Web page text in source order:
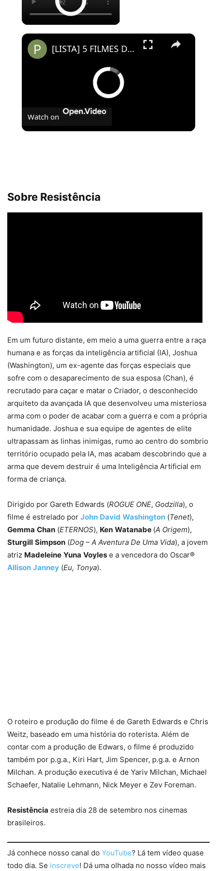
×
[LISTA] 5 FILMES DE TERROR FOUND FOOTAGE QUE VOCÊ PRECISA ASSISTIR
Watch on
Sobre Resistência
Em um futuro distante, em meio a uma guerra entre a raça
humana e as forças da inteligência artificial (IA), Joshua
(Washington), um ex-agente das forças especiais que
sofre com o desaparecimento de sua esposa (Chan), é
recrutado para caçar e matar o Criador, o desconhecido
arquiteto da avançada IA que desenvolveu uma misteriosa
arma com o poder de acabar com a guerra e com a própria
humanidade. Joshua e sua equipe de agentes de elite
ultrapassam as linhas inimigas, rumo ao centro do sombrio
território ocupado pela IA, mas acabam descobrindo que a
arma que devem destruir é uma Inteligência Artificial em
forma de criança.
Dirigido por Gareth Edwards (ROGUE ONE, Godzilla), o
filme é estrelado por John David Washington (Tenet),
Gemma Chan (ETERNOS), Ken Watanabe (A Origem),
Sturgill Simpson (Dog – A Aventura De Uma Vida), a jovem
atriz Madeleine Yuna Voyles e a vencedora do Oscar®
Allison Janney (Eu, Tonya).
O roteiro e produção do filme é de Gareth Edwards e Chris
Weitz, baseado em uma história do roterista. Além de
contar com a produção de Edwars, o filme é produzido
também por p.g.a., Kiri Hart, Jim Spencer, p.g.a. e Arnon
Milchan. A produção executiva é de Yariv Milchan, Michael
Schaefer, Natalie Lehmann, Nick Meyer e Zev Foreman.
Resistência estreia dia 28 de setembro nos cinemas
brasileiros.
Já conhece nosso canal do YouTube? Lá tem vídeo quase
todo dia. Se inscreve! Dá uma olhada no nosso vídeo mais